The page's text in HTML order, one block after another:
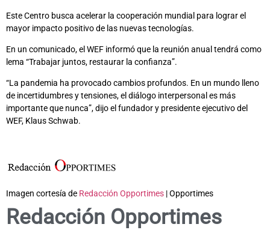
Este Centro busca acelerar la cooperación mundial para lograr el
mayor impacto positivo de las nuevas tecnologías.
En un comunicado, el WEF informó que la reunión anual tendrá como
lema “Trabajar juntos, restaurar la confianza”.
“La pandemia ha provocado cambios profundos. En un mundo lleno
de incertidumbres y tensiones, el diálogo interpersonal es más
importante que nunca”, dijo el fundador y presidente ejecutivo del
WEF, Klaus Schwab.
Imagen cortesía de Redacción Opportimes | Opportimes
Redacción Opportimes